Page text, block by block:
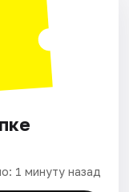
1 минуту назад